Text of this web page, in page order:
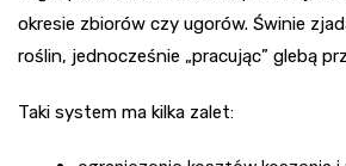
okresie zbiorów czy ugorów. Świnie
roślin, jednocześnie „pracując” glebą
Taki system ma kilka zalet: